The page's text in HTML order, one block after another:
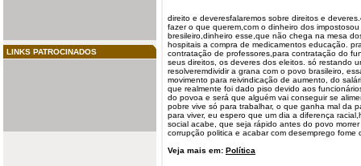
LINKS PATROCINADOS
direito e deveresfalaremos sobre direitos e
fazer o que querem,com o dinheiro dos
bresileiro,dinheiro esse,que não chega na mesa
hospitais a compra de medicamentos educação.
contratação de professores,para contratação do
seus direitos, os deveres dos eleitos. só restando
resolveremdividir a grana com o povo brasileiro,
movimento para reivindicação de aumento, do
que realmente foi dado piso devido aos
do povoa e será que alguém vai conseguir se
pobre vive só para trabalhar, o que ganha mal da
para viver, eu espero que um dia a diferença
social acabe, que seja rápido antes do povo
corrupção politica e acabar com desemprego fome
Veja mais em: Política